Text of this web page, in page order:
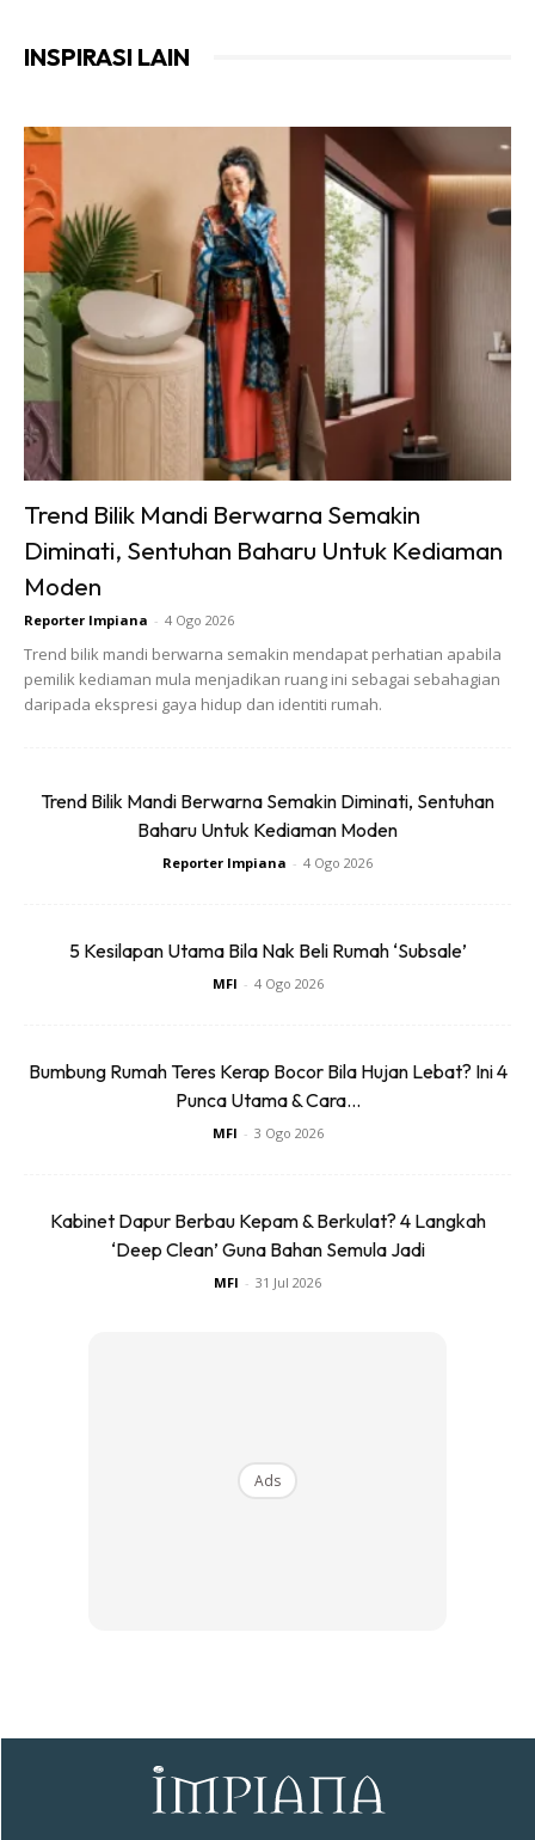
Bahagian atas meja saya potong dan letak balik renggang-
renggang supaya boleh cover panjang katil ni.
Ads
Kemudian letak tilam single. Semua nampak ngam.
SHOPEE MY
INSPIRASI LAIN
Trend Bilik Mandi Berwarna Semakin
Diminati, Sentuhan Baharu Untuk Kediaman
Moden
Reporter Impiana - 4 Ogo 2026
Trend bilik mandi berwarna semakin mendapat perhatian apabila
pemilik kediaman mula menjadikan ruang ini sebagai sebahagian
daripada ekspresi gaya hidup dan identiti rumah.
Trend Bilik Mandi Berwarna Semakin Diminati, Sentuhan
Baharu Untuk Kediaman Moden
Reporter Impiana - 4 Ogo 2026
5 Kesilapan Utama Bila Nak Beli Rumah ‘Subsale’
MFI - 4 Ogo 2026
Bumbung Rumah Teres Kerap Bocor Bila Hujan Lebat? Ini 4
Punca Utama & Cara...
MFI - 3 Ogo 2026
Kabinet Dapur Berbau Kepam & Berkulat? 4 Langkah
‘Deep Clean’ Guna Bahan Semula Jadi
MFI - 31 Jul 2026
Ads